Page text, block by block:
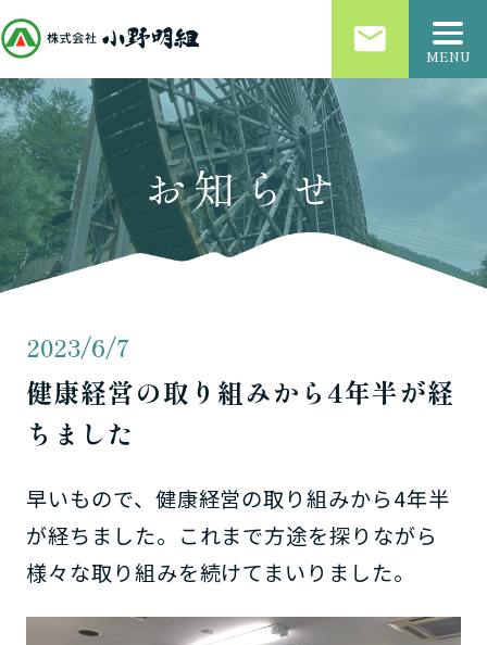
email MENU
お知らせ
2023/6/7
健康経営の取り組みから4年半が経
ちました
早いもので、健康経営の取り組みから4年半
が経ちました。これまで方途を探りながら
様々な取り組みを続けてまいりました。